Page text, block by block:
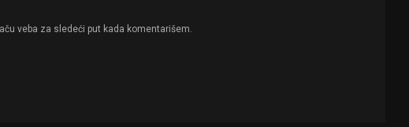
veba za sledeći put kada komentarišem.